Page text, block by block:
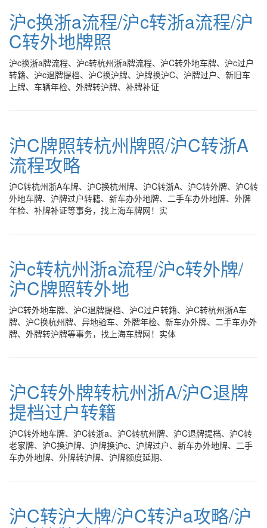
沪c换浙a流程/沪c转浙a流程/沪
C转外地牌照
沪c换浙a牌流程、沪c转杭州浙a牌流程、沪C转外地车牌、沪c过户
转籍、沪c退牌提档、沪C换沪牌、沪牌换沪C、沪牌过户、新旧车
上牌、车辆年检、外牌转沪牌、补牌补证
沪C牌照转杭州牌照/沪C转浙A
流程攻略
沪C转杭州浙A车牌、沪C换杭州牌、沪C转浙A、沪C转外牌、沪C转
外地车牌、沪牌过户转籍、新车办外地牌、二手车办外地牌、外牌
年检、补牌补证等事务，找上海车牌网！实
沪c转杭州浙a流程/沪c转外牌/
沪C牌照转外地
沪C转外地车牌、沪C退牌提档、沪C过户转籍、沪C转杭州浙A车
牌、沪C换杭州牌、异地验车、外牌年检、新车办外牌、二手车办外
牌、外牌转沪牌等事务，找上海车牌网！实体
沪C转外牌转杭州浙A/沪C退牌
提档过户转籍
沪C转外地车牌、沪C转浙a、沪C转杭州牌、沪C退牌提档、沪C转
老家牌、沪C换沪牌、沪牌换沪c、沪牌过户、新车办外地牌、二手
车办外地牌、外牌转沪牌、沪牌额度延期、
沪C转沪大牌/沪C转沪a攻略/沪